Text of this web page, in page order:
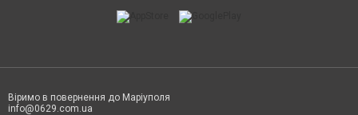
Віримо в повернення до Маріуполя
info@0629.com.ua